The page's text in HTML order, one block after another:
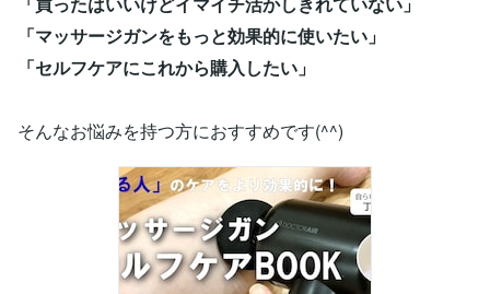
「マッサージガンをもっと効果的に使いたい」
「セルフケアにこれから購入したい」
そんなお悩みを持つ方におすすめです(^^)